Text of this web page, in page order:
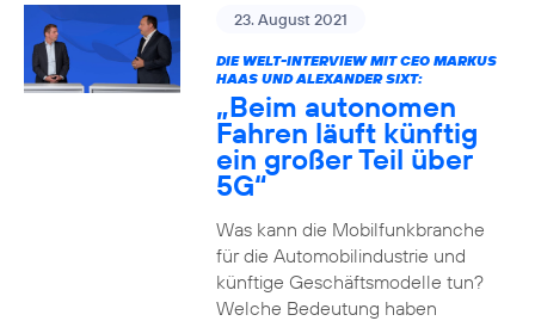
23. August 2021
DIE WELT-INTERVIEW MIT CEO MARKUS
HAAS UND ALEXANDER SIXT:
„Beim autonomen
Fahren läuft künftig
ein großer Teil über
5G“
Was kann die Mobilfunkbranche
für die Automobilindustrie und
künftige Geschäftsmodelle tun?
Welche Bedeutung haben